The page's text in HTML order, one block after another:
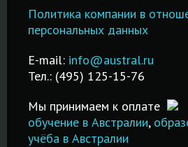
менеджменту за
рубежом в
специализированных
школах и вузах!
ПОДРОБНЕЕ
IELTS!
поиск
экзамена!
Политика компании в
персональных данных
E-mail: info@austral.ru
Тел.: (495) 125-15-76
Мы принимаем к оплате
обучение в Австралии,
учёба в Австралии